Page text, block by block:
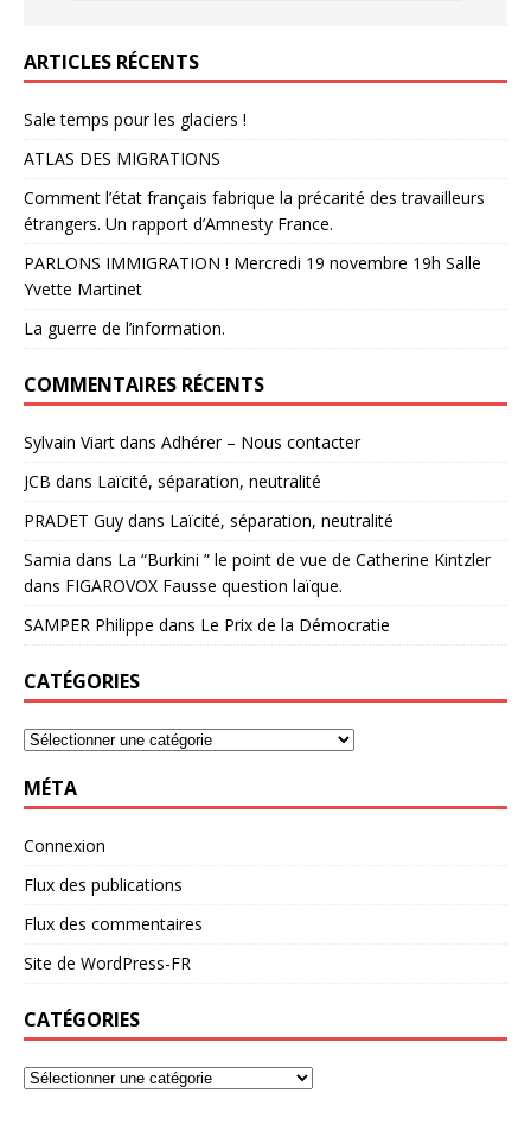
ARTICLES RÉCENTS
Sale temps pour les glaciers !
ATLAS DES MIGRATIONS
Comment l’état français fabrique la précarité des travailleurs
étrangers. Un rapport d’Amnesty France.
PARLONS IMMIGRATION ! Mercredi 19 novembre 19h Salle
Yvette Martinet
La guerre de l’information.
COMMENTAIRES RÉCENTS
Sylvain Viart dans Adhérer – Nous contacter
JCB dans Laïcité, séparation, neutralité
PRADET Guy dans Laïcité, séparation, neutralité
Samia dans La “Burkini ” le point de vue de Catherine Kintzler
dans FIGAROVOX Fausse question laïque.
SAMPER Philippe dans Le Prix de la Démocratie
CATÉGORIES
MÉTA
Connexion
Flux des publications
Flux des commentaires
Site de WordPress-FR
CATÉGORIES